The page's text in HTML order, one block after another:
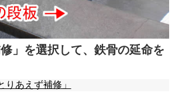
」を選択して、鉄骨の延命を
りあえず補修」